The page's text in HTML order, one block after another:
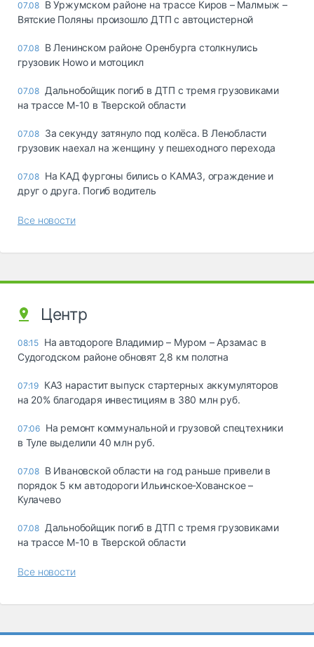
07.08 В Уржумском районе на трассе Киров – Малмыж –
Вятские Поляны произошло ДТП с автоцистерной
07.08 В Ленинском районе Оренбурга столкнулись
грузовик Howo и мотоцикл
07.08 Дальнобойщик погиб в ДТП с тремя грузовиками
на трассе М-10 в Тверской области
07.08 За секунду затянуло под колёса. В Ленобласти
грузовик наехал на женщину у пешеходного перехода
07.08 На КАД фургоны бились о КАМАЗ, ограждение и
друг о друга. Погиб водитель
Все новости
Центр
08:15 На автодороге Владимир – Муром – Арзамас в
Судогодском районе обновят 2,8 км полотна
07:19 КАЗ нарастит выпуск стартерных аккумуляторов
на 20% благодаря инвестициям в 380 млн руб.
07:06 На ремонт коммунальной и грузовой спецтехники
в Туле выделили 40 млн руб.
07.08 В Ивановской области на год раньше привели в
порядок 5 км автодороги Ильинское-Хованское –
Кулачево
07.08 Дальнобойщик погиб в ДТП с тремя грузовиками
на трассе М-10 в Тверской области
Все новости